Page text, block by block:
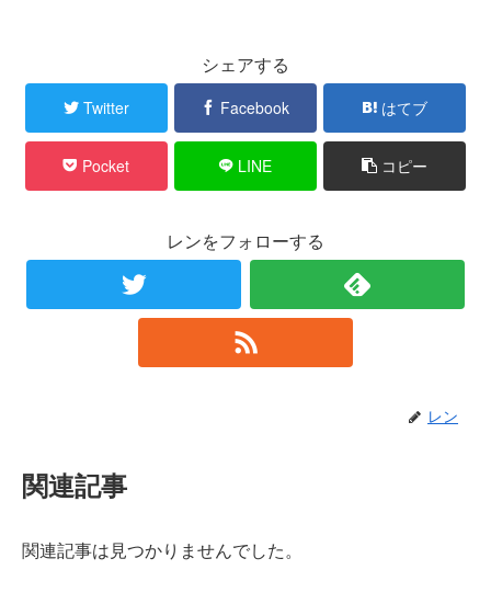
シェアする
Twitter Facebook はてブ
Pocket LINE コピー
レンをフォローする
レン
関連記事
関連記事は見つかりませんでした。